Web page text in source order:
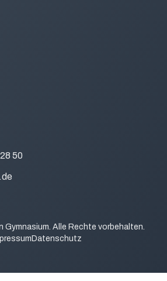
50
Gymnasium. Alle Rechte vorbehalten.
Datenschutz